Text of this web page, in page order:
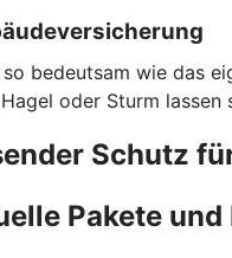
bedeutsam wie das
oder Sturm
Schutz
Pakete und